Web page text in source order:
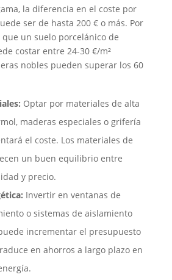
la diferencia en el coste por
ser de hasta 200 € o más. Por
un suelo porcelánico de
costar entre 24-30 €/m²
nobles pueden superar los 60
Optar por materiales de alta
maderas especiales o grifería
el coste. Los materiales de
un buen equilibrio entre
y precio.
Invertir en ventanas de
o sistemas de aislamiento
incrementar el presupuesto
en ahorros a largo plazo en